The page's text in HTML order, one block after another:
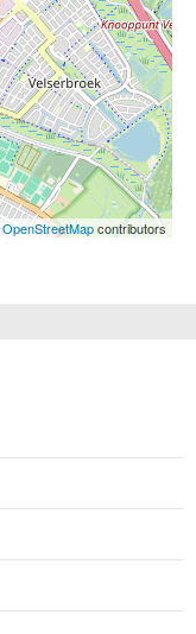
OpenStreetMapcontributors